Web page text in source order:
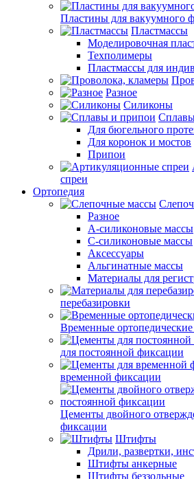
Пластины для вакуумного
Пластмассы
Моделировочная
Техполимеры
Пластмассы для
Разное
Силиконы
Для бюгельного
Для коронок и мостов
Припои
спреи
Ортопедия
Разное
А-силиконовые массы
С-силиконовые массы
Аксессуары
Альгинатные массы
Материалы для
перебазировки
Временные
для постоянной фиксации
временной фиксации
Цементы двойного
фиксации
Штифты
Дрили, развертки,
Штифты анкерные
Штифты беззольные